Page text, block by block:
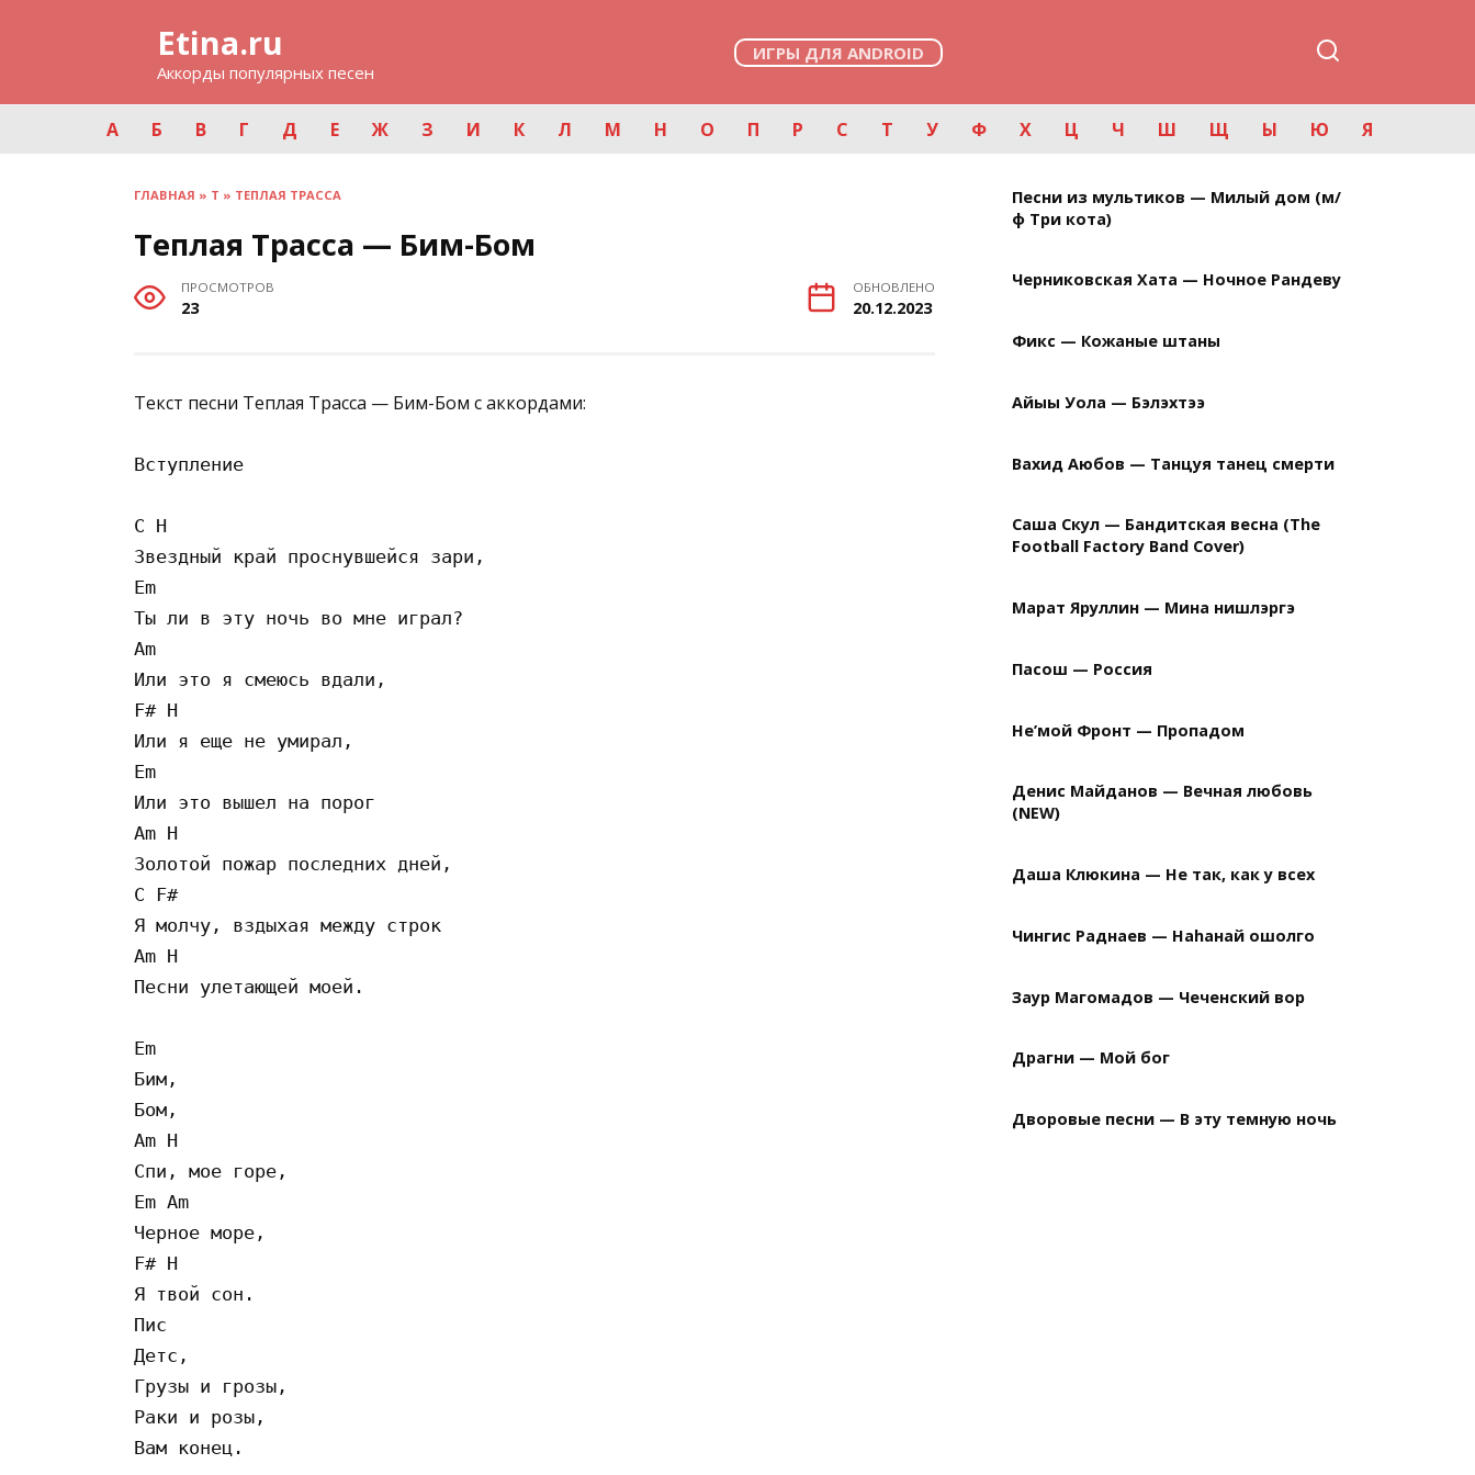
Etina.ru
Аккорды популярных песен
ИГРЫ ДЛЯ ANDROID
А Б В Г Д Е Ж З И К Л М Н О П Р С Т У Ф Х Ц Ч Ш Щ Ы Ю Я
ГЛАВНАЯ » Т » ТЕПЛАЯ ТРАССА
Теплая Трасса — Бим-Бом
ПРОСМОТРОВ
23
ОБНОВЛЕНО
20.12.2023
Текст песни Теплая Трасса — Бим-Бом с аккордами:
Вступление
C H
Звездный край проснувшейся зари,
Em
Ты ли в эту ночь во мне играл?
Am
Или это я смеюсь вдали,
F# H
Или я еще не умирал,
Em
Или это вышел на порог
Am H
Золотой пожар последних дней,
C F#
Я молчу, вздыхая между строк
Am H
Песни улетающей моей.
Em
Бим,
Бом,
Am H
Спи, мое горе,
Em Am
Черное море,
F# H
Я твой сон.
Пис
Детс,
Грузы и грозы,
Раки и розы,
Песни из мультиков — Милый дом (м/
ф Три кота)
Черниковская Хата — Ночное Рандеву
Фикс — Кожаные штаны
Айыы Уола — Бэлэхтээ
Вахид Аюбов — Танцуя танец смерти
Саша Скул — Бандитская весна (The
Football Factory Band Cover)
Марат Яруллин — Мина нишлэргэ
Пасош — Россия
Не’мой Фронт — Пропадом
Денис Майданов — Вечная любовь
(NEW)
Даша Клюкина — Не так, как у всех
Чингис Раднаев — Наhанай ошолго
Заур Магомадов — Чеченский вор
Драгни — Мой бог
Дворовые песни — В эту темную ночь